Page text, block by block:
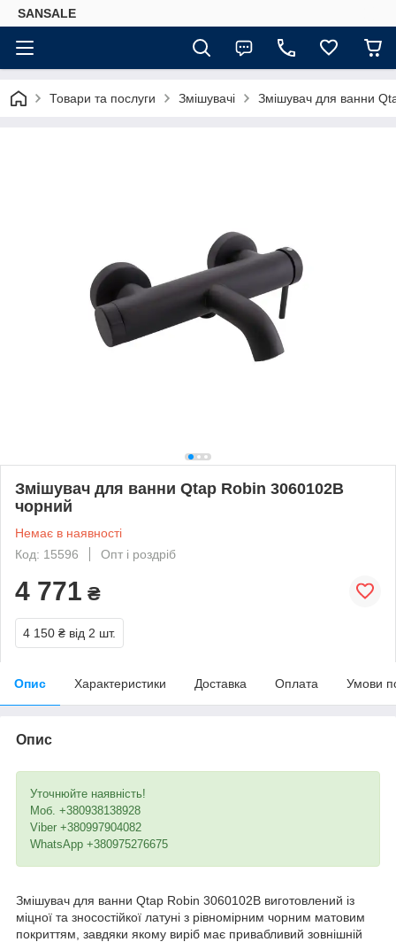
SANSALE
Товари та послуги Змішувачі Змішувач для ванни
Змішувач для ванни Qtap Robin 3060102B
чорний
Немає в наявності
Код: 15596
Опт і роздріб
4 771 ₴
4 150 ₴ від 2 шт.
Опис Характеристики Доставка Оплата Умови
Опис
Уточнюйте наявність!
Моб. +380938138928
Viber +380997904082
WhatsApp +380975276675
Змішувач для ванни Qtap Robin 3060102B виготовлений із
міцної та зносостійкої латуні з рівномірним чорним матовим
покриттям, завдяки якому виріб має привабливий зовнішній